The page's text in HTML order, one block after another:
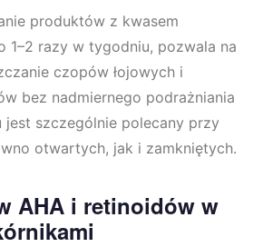
produktów z kwasem
1–2 razy w tygodniu, pozwala na
czopów łojowych i
bez nadmiernego podrażniania
jest szczególnie polecany przy
otwartych, jak i zamkniętych.
AHA i retinoidów w